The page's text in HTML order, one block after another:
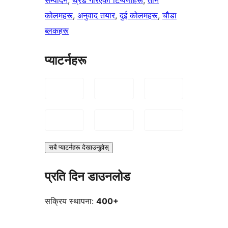
कोलमहरू, अनुवाद तयार, दुई कोलमहरू, चौडा
ब्लकहरू
प्याटर्नहरू
सबै प्याटर्नहरू देखाउनुहोस्
प्रति दिन डाउनलोड
सक्रिय स्थापना: 400+